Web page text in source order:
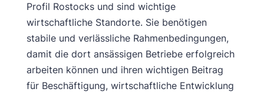
Profil Rostocks und sind wichtige
wirtschaftliche Standorte. Sie benötigen
stabile und verlässliche Rahmenbedingungen,
damit die dort ansässigen Betriebe erfolgreich
arbeiten können und ihren wichtigen Beitrag
für Beschäftigung, wirtschaftliche Entwicklung